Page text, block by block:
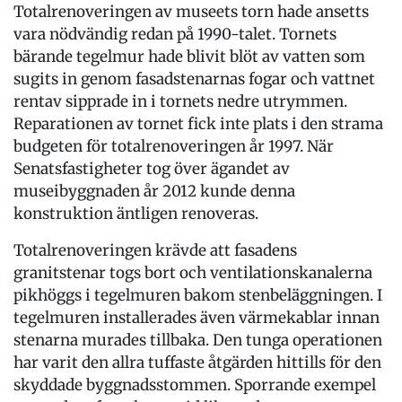
Totalrenoveringen av museets torn hade ansetts
vara nödvändig redan på 1990-talet. Tornets
bärande tegelmur hade blivit blöt av vatten som
sugits in genom fasadstenarnas fogar och vattnet
rentav sipprade in i tornets nedre utrymmen.
Reparationen av tornet fick inte plats i den strama
budgeten för totalrenoveringen år 1997. När
Senatsfastigheter tog över ägandet av
museibyggnaden år 2012 kunde denna
konstruktion äntligen renoveras.
Totalrenoveringen krävde att fasadens
granitstenar togs bort och ventilationskanalerna
pikhöggs i tegelmuren bakom stenbeläggningen. I
tegelmuren installerades även värmekablar innan
stenarna murades tillbaka. Den tunga operationen
har varit den allra tuffaste åtgärden hittills för den
skyddade byggnadsstommen. Sporrande exempel